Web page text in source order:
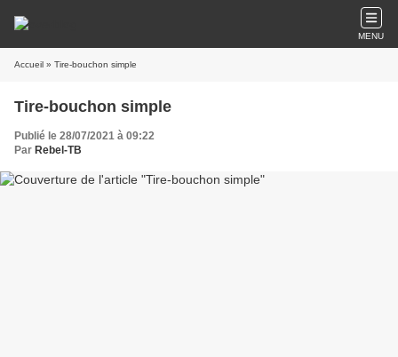
MENU
Accueil » Tire-bouchon simple
Tire-bouchon simple
Publié le 28/07/2021 à 09:22
Par Rebel-TB